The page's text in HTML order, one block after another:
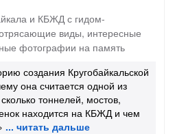
и КБЖД с гидом-
виды, интересные
фотографии на память
создания Кругобайкальской
она считается одной из
тоннелей, мостов,
находится на КБЖД и чем